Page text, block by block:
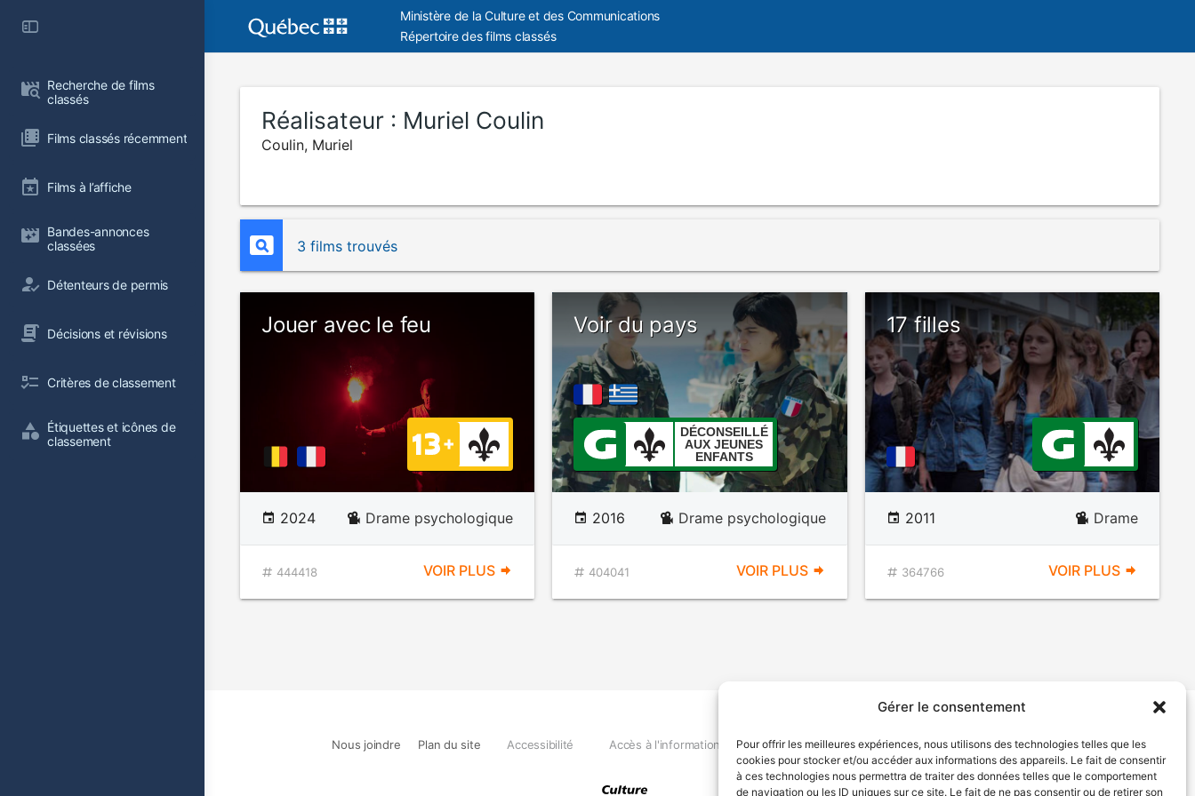
Gérer le consentement
Pour offrir les meilleures expériences, nous utilisons des technologies telles que les
cookies pour stocker et/ou accéder aux informations des appareils. Le fait de consentir
à ces technologies nous permettra de traiter des données telles que le comportement
de navigation ou les ID uniques sur ce site. Le fait de ne pas consentir ou de retirer son
Recherche de films
classés
Films classés récemment
Films à l’affiche
Bandes-annonces
classées
Détenteurs de permis
Décisions et révisions
Critères de classement
Étiquettes et icônes de
classement
Ministère de la Culture et des Communications
Répertoire des films classés
Réalisateur : Muriel Coulin
Coulin, Muriel
3 films trouvés
Jouer avec le feu
2024 Drame psychologique
444418 VOIR PLUS
Voir du pays
DÉCONSEILLÉ
AUX JEUNES
ENFANTS
2016 Drame psychologique
404041 VOIR PLUS
17 filles
2011 Drame
364766 VOIR PLUS
Nous joindre Plan du site Accessibilité Accès à l'information Déclaration de services Politique de confidentialité